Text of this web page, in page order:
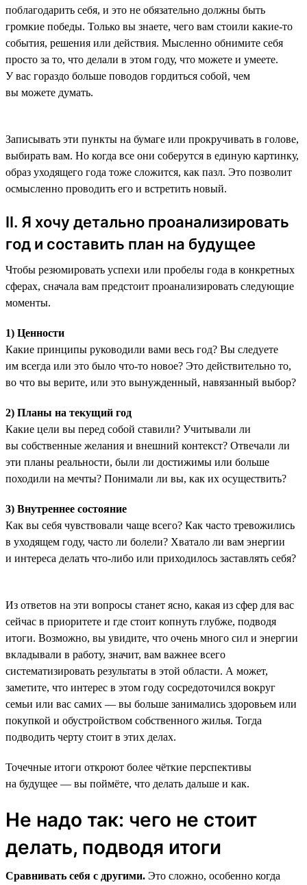
поблагодарить себя, и это не обязательно должны быть
громкие победы. Только вы знаете, чего вам стоили какие-то
события, решения или действия. Мысленно обнимите себя
просто за то, что делали в этом году, что можете и умеете.
У вас гораздо больше поводов гордиться собой, чем
вы можете думать.
Записывать эти пункты на бумаге или прокручивать в голове,
выбирать вам. Но когда все они соберутся в единую картинку,
образ уходящего года тоже сложится, как пазл. Это позволит
осмысленно проводить его и встретить новый.
II. Я хочу детально проанализировать
год и составить план на будущее
Чтобы резюмировать успехи или пробелы года в конкретных
сферах, сначала вам предстоит проанализировать следующие
моменты.
1) Ценности
Какие принципы руководили вами весь год? Вы следуете
им всегда или это было что-то новое? Это действительно то,
во что вы верите, или это вынужденный, навязанный выбор?
2) Планы на текущий год
Какие цели вы перед собой ставили? Учитывали ли
вы собственные желания и внешний контекст? Отвечали ли
эти планы реальности, были ли достижимы или больше
походили на мечты? Понимали ли вы, как их осуществить?
3) Внутреннее состояние
Как вы себя чувствовали чаще всего? Как часто тревожились
в уходящем году, часто ли болели? Хватало ли вам энергии
и интереса делать что-либо или приходилось заставлять себя?
Из ответов на эти вопросы станет ясно, какая из сфер для вас
сейчас в приоритете и где стоит копнуть глубже, подводя
итоги. Возможно, вы увидите, что очень много сил и энергии
вкладывали в работу, значит, вам важнее всего
систематизировать результаты в этой области. А может,
заметите, что интерес в этом году сосредоточился вокруг
семьи или вас самих — вы больше занимались здоровьем или
покупкой и обустройством собственного жилья. Тогда
подводить черту стоит в этих делах.
Точечные итоги откроют более чёткие перспективы
на будущее — вы поймёте, что делать дальше и как.
Не надо так: чего не стоит
делать, подводя итоги
Сравнивать себя с другими. Это сложно, особенно когда